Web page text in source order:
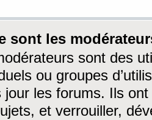
sont les
sont des
ou groupes
jour les forums. Ils ont
et verrouiller,